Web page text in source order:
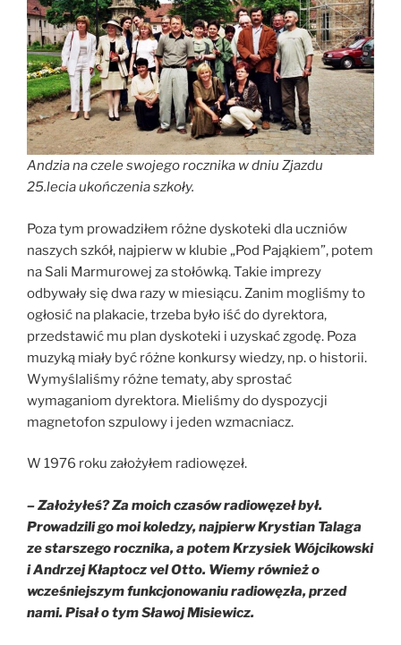
Andzia na czele swojego rocznika w dniu Zjazdu
25.lecia ukończenia szkoły.
Poza tym prowadziłem różne dyskoteki dla uczniów
naszych szkół, najpierw w klubie „Pod Pająkiem”, potem
na Sali Marmurowej za stołówką. Takie imprezy
odbywały się dwa razy w miesiącu. Zanim mogliśmy to
ogłosić na plakacie, trzeba było iść do dyrektora,
przedstawić mu plan dyskoteki i uzyskać zgodę. Poza
muzyką miały być różne konkursy wiedzy, np. o historii.
Wymyślaliśmy różne tematy, aby sprostać
wymaganiom dyrektora. Mieliśmy do dyspozycji
magnetofon szpulowy i jeden wzmacniacz.
W 1976 roku założyłem radiowęzeł.
– Założyłeś? Za moich czasów radiowęzeł był.
Prowadzili go moi koledzy, najpierw Krystian Talaga
ze starszego rocznika, a potem Krzysiek Wójcikowski
i Andrzej Kłaptocz vel Otto. Wiemy również o
wcześniejszym funkcjonowaniu radiowęzła, przed
nami. Pisał o tym Sławoj Misiewicz.